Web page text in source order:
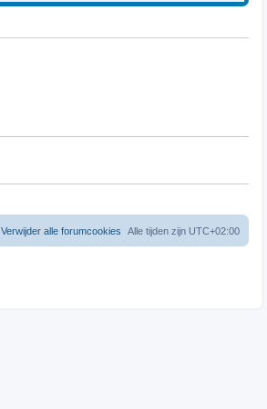
Alle tijden zijn UTC+02:00
Verwijder alle forumcookies